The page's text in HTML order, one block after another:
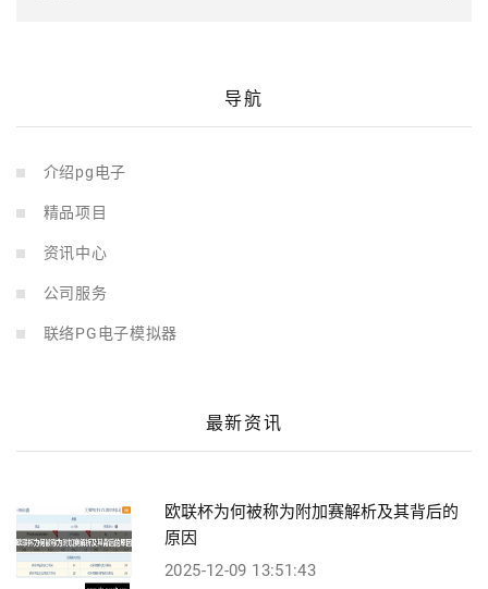
导航
介绍pg电子
精品项目
资讯中心
公司服务
联络PG电子模拟器
最新资讯
欧联杯为何被称为附加赛解析及其背后的
原因
2025-12-09 13:51:43